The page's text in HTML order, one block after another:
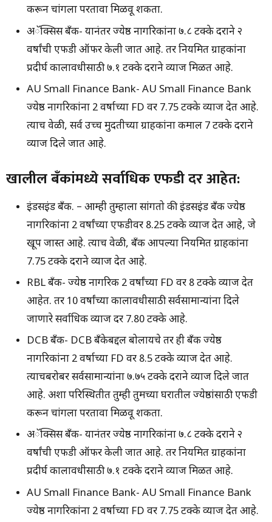
करून चांगला परतावा मिळवू शकता.
अॅक्सिस बँक- यानंतर ज्येष्ठ नागरिकांना ७.८ टक्के दराने २
वर्षांची एफडी ऑफर केली जात आहे. तर नियमित ग्राहकांना
प्रदीर्घ कालावधीसाठी ७.१ टक्के दराने व्याज मिळत आहे.
AU Small Finance Bank- AU Small Finance Bank
ज्येष्ठ नागरिकांना 2 वर्षाच्या FD वर 7.75 टक्के व्याज देत आहे.
त्याच वेळी, सर्व उच्च मुदतीच्या ग्राहकांना कमाल 7 टक्के दराने
व्याज दिले जात आहे.
खालील बँकांमध्ये सर्वाधिक एफडी दर आहेत:
इंडसइंड बँक. – आम्ही तुम्हाला सांगतो की इंडसइंड बँक ज्येष्ठ
नागरिकांना 2 वर्षांच्या एफडीवर 8.25 टक्के व्याज देत आहे, जे
खूप जास्त आहे. त्याच वेळी, बँक आपल्या नियमित ग्राहकांना
7.75 टक्के दराने व्याज देत आहे.
RBL बँक- ज्येष्ठ नागरिक 2 वर्षांच्या FD वर 8 टक्के व्याज देत
आहेत. तर 10 वर्षांच्या कालावधीसाठी सर्वसामान्यांना दिले
जाणारे सर्वाधिक व्याज दर 7.80 टक्के आहे.
DCB बँक- DCB बँकेबद्दल बोलायचे तर ही बँक ज्येष्ठ
नागरिकांना 2 वर्षाच्या FD वर 8.5 टक्के व्याज देत आहे.
त्याचबरोबर सर्वसामान्यांना ७.७५ टक्के दराने व्याज दिले जात
आहे. अशा परिस्थितीत तुम्ही तुमच्या घरातील ज्येष्ठांसाठी एफडी
करून चांगला परतावा मिळवू शकता.
अॅक्सिस बँक- यानंतर ज्येष्ठ नागरिकांना ७.८ टक्के दराने २
वर्षांची एफडी ऑफर केली जात आहे. तर नियमित ग्राहकांना
प्रदीर्घ कालावधीसाठी ७.१ टक्के दराने व्याज मिळत आहे.
AU Small Finance Bank- AU Small Finance Bank
ज्येष्ठ नागरिकांना 2 वर्षाच्या FD वर 7.75 टक्के व्याज देत आहे.